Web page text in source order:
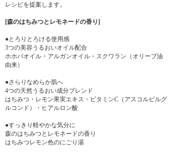
レシピを提案します。
[森のはちみつとレモネードの香り]
●とろりとろける使用感
3つの美容うるおいオイル配合
ホホバオイル・アルガンオイル・スクワラン（オリーブ油
由来）
●さらりなめらか肌へ
4つの天然うるおい成分ブレンド
はちみつ・レモン果実エキス・ビタミンC（アスコルビルグ
ルコンド）・ヒアルロン酸
●すっきり軽やかな気分に
森のはちみつとレモネードの香り
はちみつレモン色のにごり湯